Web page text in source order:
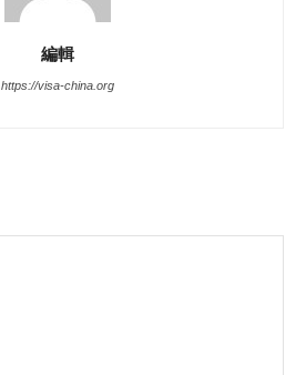
編輯
https://visa-china.org